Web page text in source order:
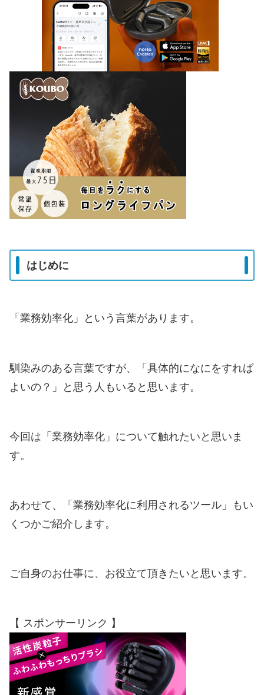
はじめに
「業務効率化」という言葉があります。
馴染みのある言葉ですが、「具体的になにをすれば
よいの？」と思う人もいると思います。
今回は「業務効率化」について触れたいと思いま
す。
あわせて、「業務効率化に利用されるツール」もい
くつかご紹介します。
ご自身のお仕事に、お役立て頂きたいと思います。
【 スポンサーリンク 】